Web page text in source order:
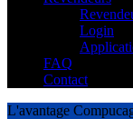
Login
FAQ
Contact
L'avantage